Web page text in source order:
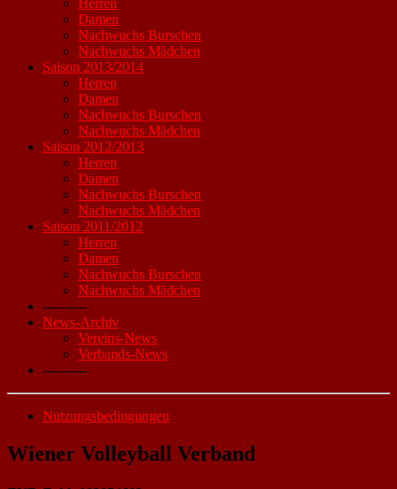
Herren
Damen
Nachwuchs Burschen
Nachwuchs Mädchen
Saison 2013/2014
Herren
Damen
Nachwuchs Burschen
Nachwuchs Mädchen
Saison 2012/2013
Herren
Damen
Nachwuchs Burschen
Nachwuchs Mädchen
Saison 2011/2012
Herren
Damen
Nachwuchs Burschen
Nachwuchs Mädchen
----------
News-Archiv
Vereins-News
Verbands-News
----------
Nutzungsbedingungen
Wiener Volleyball Verband